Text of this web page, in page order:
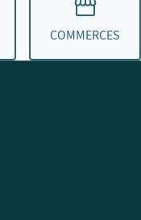
COMMERCES